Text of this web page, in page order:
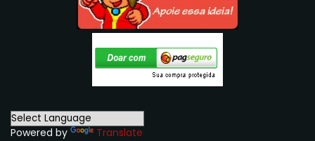
Powered by Translate